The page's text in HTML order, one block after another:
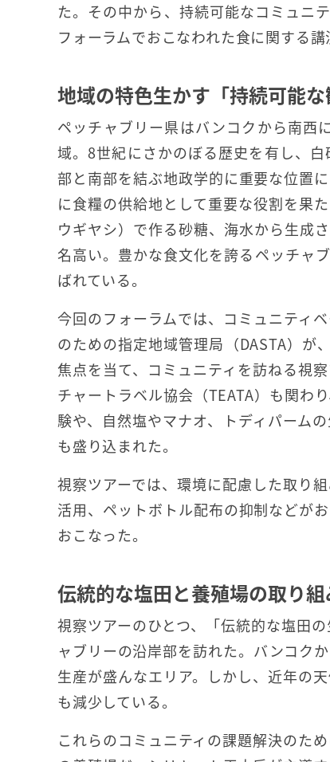
た。その中から、持続可能なコミュニ
フォーラムでおこなわれた食に関する講
地域の特色生かす「持続可能な
ペッチャブリー県はバンコクから南西
域。8世紀にさかのぼる歴史を有し、
部と南部を結ぶ地政学的に重要な位置
に食糧の供給地として重要な役割を果
ウギヤシ）で作る砂糖、海水から生成
名高い。豊かな食文化を誇るペッチャ
ばれている。
今回のフォーラムでは、コミュニティ
のための指定地域管理局（DASTA）が
焦点を当て、コミュニティを訪ねる視
チャートラベル協会（TEATA）も関わ
験や、自然塩やマナオ、トディパーム
も盛り込まれた。
視察ツアーでは、環境に配慮した取り
活用、ペットボトル配布の抑制などが
おこなった。
伝統的な塩田と養殖場の取り組
視察ツアーのひとつ、「伝統的な塩田
ャブリーの沿岸部を訪れた。バンコク
生産が盛んなエリア。しかし、近年の
も減少している。
これらのコミュニティの課題解決のた